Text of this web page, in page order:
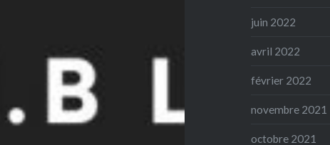
juin 2022
avril 2022
février 2022
novembre 2021
octobre 2021